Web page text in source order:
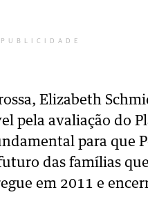
PUBLICIDADE
Elizabeth
pela avaliação do
para que
das famílias
em 2011 e